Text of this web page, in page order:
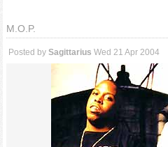
M.O.P.
Posted bySagittarius Wed 21 Apr 2004